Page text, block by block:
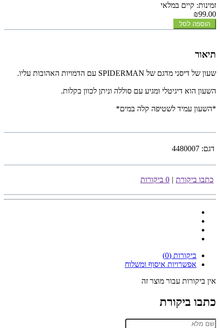
זמינות: קיים במלאי
₪99.00
הוספה לסל
תיאור
שעון של דיסני מדגם של SPIDERMAN עם הדמויות האהובות עליו.
השעון הוא דיגיטלי ומגיע עם סוללה וניתן לכוון בקלות.
*השעון עמיד לשטיפה קלה במים*
דגם: 4480007
כתבו ביקורת | 0 ביקורות
ביקורות (0)
אפשרויות איסוף ומשלוח
אין ביקורות עבור מוצר זה
כתבו ביקורת